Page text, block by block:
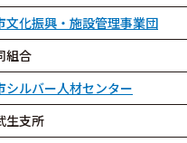
文化振興・施設管理事業団
組合
シルバー人材センター
生支所